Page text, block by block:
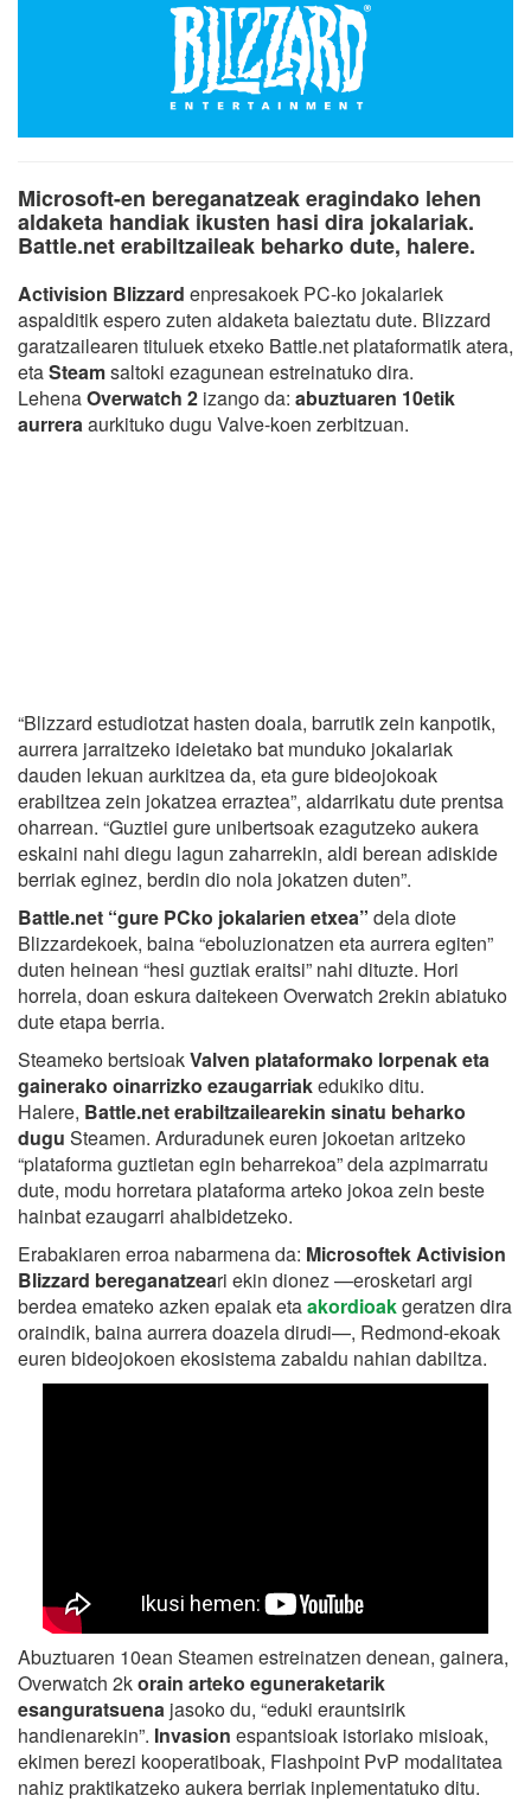
Microsoft-en bereganatzeak eragindako lehen
aldaketa handiak ikusten hasi dira jokalariak.
Battle.net erabiltzaileak beharko dute, halere.
Activision Blizzard enpresakoek PC-ko jokalariek
aspalditik espero zuten aldaketa baieztatu dute. Blizzard
garatzailearen tituluek etxeko Battle.net plataformatik atera,
etaSteamsaltoki ezagunean estreinatuko dira.
LehenaOverwatch 2 izango da: abuztuaren 10etik
aurreraaurkituko dugu Valve-koen zerbitzuan.
“Blizzard estudiotzat hasten doala, barrutik zein kanpotik,
aurrera jarraitzeko ideietako bat munduko jokalariak
dauden lekuan aurkitzea da, eta gure bideojokoak
erabiltzea zein jokatzea erraztea”, aldarrikatu dute prentsa
oharrean. “Guztiei gure unibertsoak ezagutzeko aukera
eskaini nahi diegu lagun zaharrekin, aldi berean adiskide
berriak eginez, berdin dio nola jokatzen duten”.
Battle.net “gure PCko jokalarien etxea” dela diote
Blizzardekoek, baina “eboluzionatzen eta aurrera egiten”
duten heinean “hesi guztiak eraitsi” nahi dituzte. Hori
horrela, doan eskura daitekeen Overwatch 2rekin abiatuko
dute etapa berria.
Steameko bertsioakValven plataformako lorpenak eta
gainerako oinarrizko ezaugarriakedukiko ditu.
Halere, Battle.net erabiltzailearekin sinatu beharko
dugu Steamen. Arduradunek euren jokoetan aritzeko
“plataforma guztietan egin beharrekoa” dela azpimarratu
dute, modu horretara plataforma arteko jokoa zein beste
hainbat ezaugarri ahalbidetzeko.
Erabakiaren erroa nabarmena da: Microsoftek Activision
Blizzard bereganatzeari ekin dionez —erosketari argi
berdea emateko azken epaiak etaakordioakgeratzen dira
oraindik, baina aurrera doazela dirudi—, Redmond-ekoak
euren bideojokoen ekosistema zabaldu nahian dabiltza.
Abuztuaren 10ean Steamen estreinatzen denean, gainera,
Overwatch 2korain arteko eguneraketarik
esanguratsuena jasoko du, “eduki erauntsirik
handienarekin”. Invasion espantsioak istoriako misioak,
ekimen berezi kooperatiboak, Flashpoint PvP modalitatea
nahiz praktikatzeko aukera berriak inplementatuko ditu.